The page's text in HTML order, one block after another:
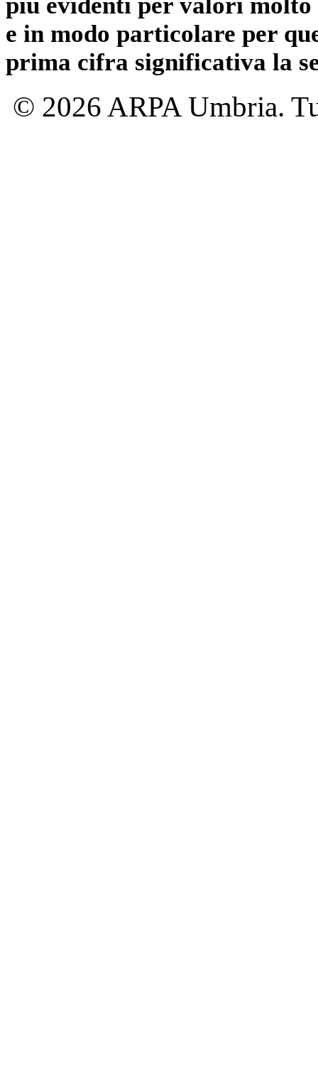
e in modo particolare per
prima cifra significativa la
© 2026 ARPA Umbria.